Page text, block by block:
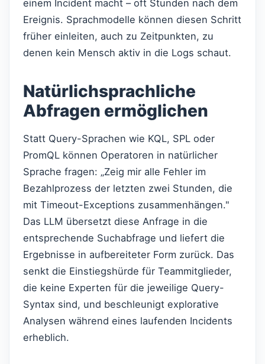
einem Incident macht – oft Stunden nach dem
Ereignis. Sprachmodelle können diesen Schritt
früher einleiten, auch zu Zeitpunkten, zu
denen kein Mensch aktiv in die Logs schaut.
Natürlichsprachliche
Abfragen ermöglichen
Statt Query-Sprachen wie KQL, SPL oder
PromQL können Operatoren in natürlicher
Sprache fragen: „Zeig mir alle Fehler im
Bezahlprozess der letzten zwei Stunden, die
mit Timeout-Exceptions zusammenhängen."
Das LLM übersetzt diese Anfrage in die
entsprechende Suchabfrage und liefert die
Ergebnisse in aufbereiteter Form zurück. Das
senkt die Einstiegshürde für Teammitglieder,
die keine Experten für die jeweilige Query-
Syntax sind, und beschleunigt explorative
Analysen während eines laufenden Incidents
erheblich.